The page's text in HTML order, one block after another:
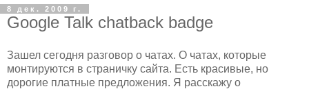
8 дек. 2009 г.
Google Talk chatback badge
Зашел сегодня разговор о чатах. О чатах, которые
монтируются в страничку сайта. Есть красивые, но
дорогие платные предложения. Я расскажу о